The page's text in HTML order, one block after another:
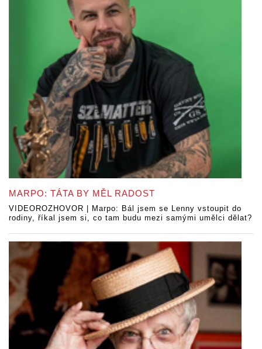
MARPO: TÁTA BY MĚL RADOST
VIDEOROZHOVOR | Marpo: Bál jsem se Lenny vstoupit do
rodiny, říkal jsem si, co tam budu mezi samými umělci dělat?